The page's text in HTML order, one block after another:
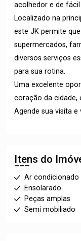
acolhedor e de
Localizado na
este JK permite
supermercados,
diversos serviços
para sua rotina.
Uma excelente
coração da cidade,
Agende sua visita
Itens do
Ar condicionado
Ensolarado
Peças amplas
Semi mobiliado